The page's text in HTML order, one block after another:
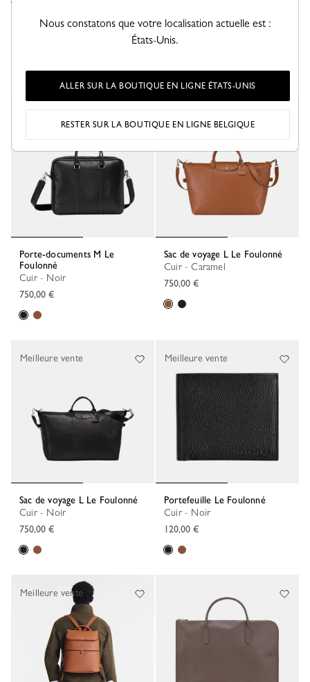
Trousse de toilette Le Foulonné
Sac de voyage L Le Foulonné
Porte-documents M Le
Foulonné
Cuir - Noir
750,00 €
Sac de voyage L Le Foulonné
Cuir - Caramel
750,00 €
Sac de voyage L Le Foulonné
Cuir - Noir
750,00 €
Meilleure vente
Portefeuille Le Foulonné
Cuir - Noir
120,00 €
Meilleure vente
Meilleure vente
Nous constatons que votre localisation actuelle est :
États-Unis.
ALLER SUR LA BOUTIQUE EN LIGNE ÉTATS-UNIS
RESTER SUR LA BOUTIQUE EN LIGNE BELGIQUE